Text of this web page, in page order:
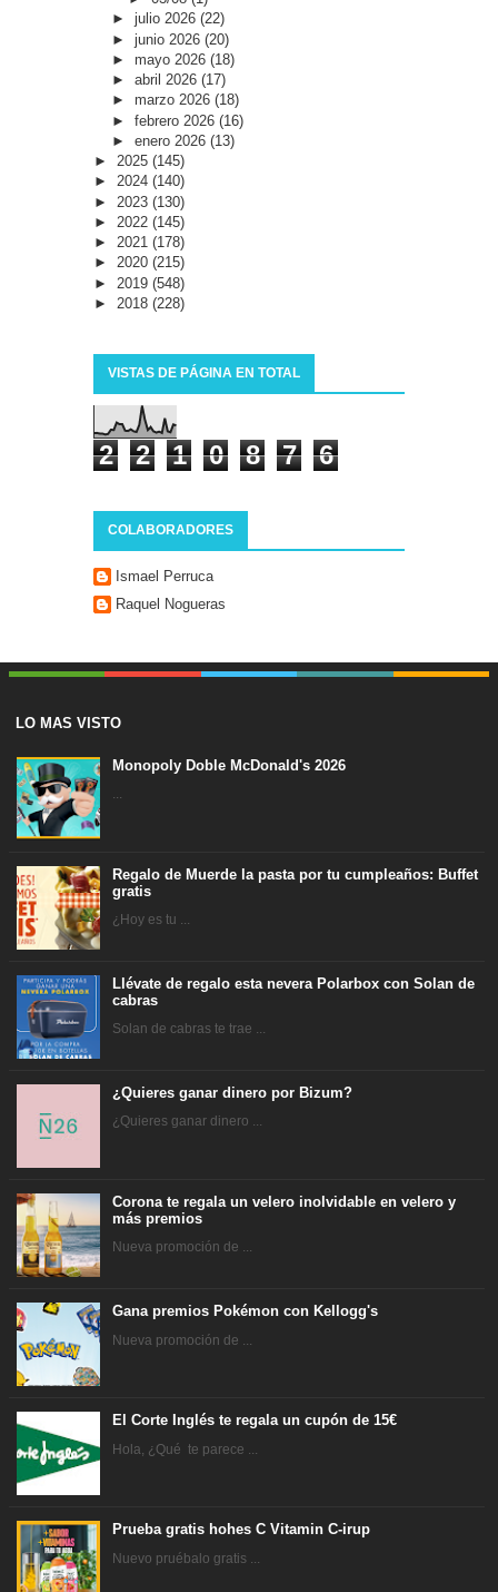
► julio 2026 (22)
► junio 2026 (20)
► mayo 2026 (18)
► abril 2026 (17)
► marzo 2026 (18)
► febrero 2026 (16)
► enero 2026 (13)
► 2025 (145)
► 2024 (140)
► 2023 (130)
► 2022 (145)
► 2021 (178)
► 2020 (215)
► 2019 (548)
► 2018 (228)
VISTAS DE PÁGINA EN TOTAL
2 2 1 0 8 7 6
COLABORADORES
Ismael Perruca
Raquel Nogueras
LO MAS VISTO
Monopoly Doble McDonald's 2026
...
Regalo de Muerde la pasta por tu cumpleaños: Buffet
gratis
¿Hoy es tu ...
Llévate de regalo esta nevera Polarbox con Solan de
cabras
Solan de cabras te trae ...
¿Quieres ganar dinero por Bizum?
¿Quieres ganar dinero ...
Corona te regala un velero inolvidable en velero y
más premios
Nueva promoción de ...
Gana premios Pokémon con Kellogg's
Nueva promoción de ...
El Corte Inglés te regala un cupón de 15€
Hola, ¿Qué te parece ...
Prueba gratis hohes C Vitamin C-irup
Nuevo pruébalo gratis ...